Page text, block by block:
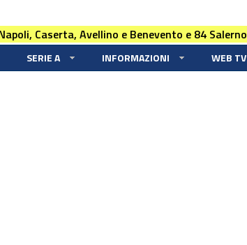
Caserta, Avellino e Benevento e 84 Salerno
SERIE A INFORMAZIONI WEB TV